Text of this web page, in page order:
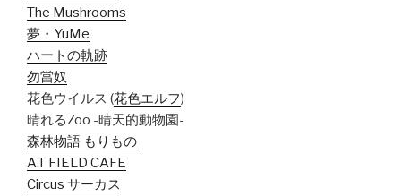
The Mushrooms
夢・YuMe
ハートの軌跡
勿當奴
花色ウイルス (花色エルフ)
晴れるZoo -晴天的動物園-
森林物語 もりもの
A.T FIELD CAFE
Circus サーカス